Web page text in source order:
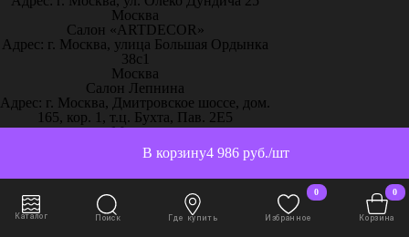
4 986 руб./шт
В корзину
Москва
Салон «ARTDECOR»
Адрес: г. Москва, улица Большая Ордынка
38с1
Москва
Салон Лепнина
Адрес: г. Москва, Дмитровское шоссе, дом.
165, кор. 1, т.ц. Бухта, Пав. 2Е5
Москва
Салон – Лепнина у Милы
Адрес: г. Москва, ТРК
«ЭлитСтройМатериалы», 51-й км МКАД
пос. Заречье, ул.Торговая, с.2, 1 этаж,
павильон С13
Москва
Каталог Поиск Где купить
0
Избранное
0
Корзина